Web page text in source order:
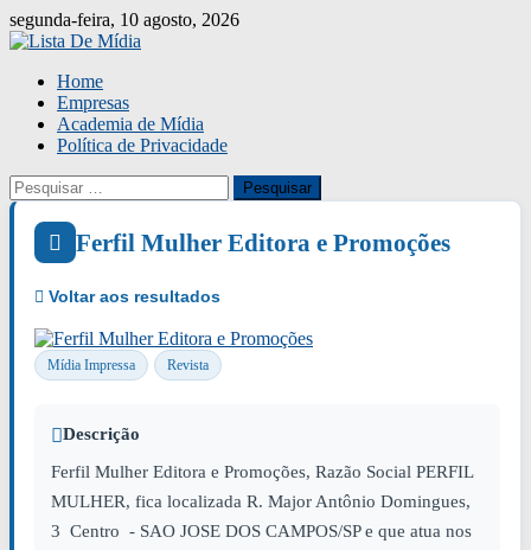
Skip
to
segunda-feira, 10 agosto, 2026
Home
Empresas
Academia de Mídia
Política de Privacidade
Pesquisar
por:
Ferfil Mulher Editora e Promoções
Mídia Impressa Revista
Descrição
Ferfil Mulher Editora e Promoções, Razão Social PERFIL
MULHER, fica localizada R. Major Antônio Domingues,
3 Centro - SAO JOSE DOS CAMPOS/SP e que atua nos